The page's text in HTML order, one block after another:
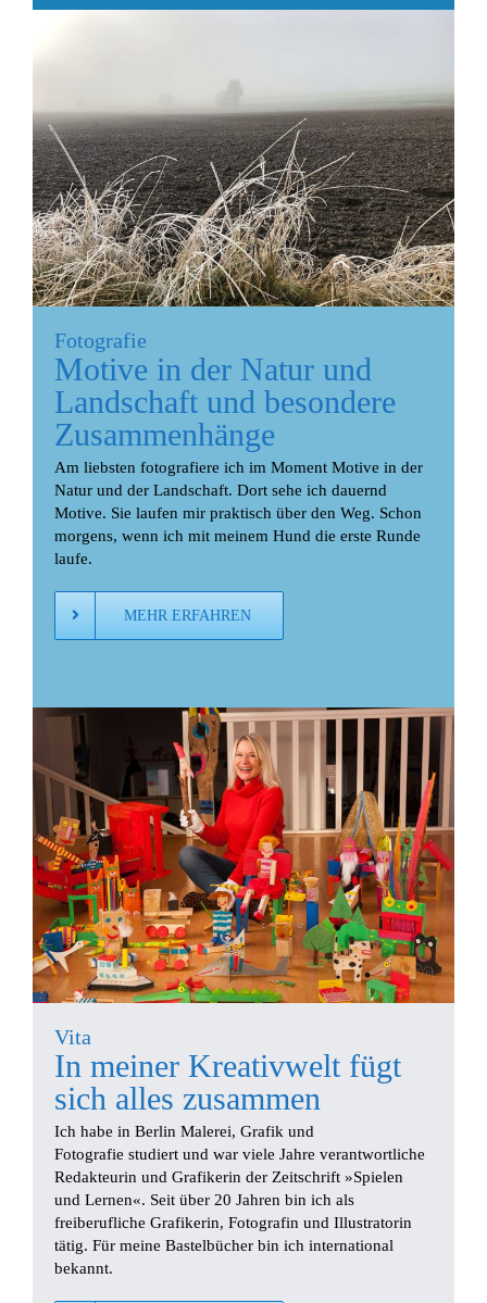
Fotografie
Motive in der Natur und
Landschaft und besondere
Zusammenhänge
Am liebsten fotografiere ich im Moment Motive in der
Natur und der Landschaft. Dort sehe ich dauernd
Motive. Sie laufen mir praktisch über den Weg. Schon
morgens, wenn ich mit meinem Hund die erste Runde
laufe.
MEHR ERFAHREN
Vita
In meiner Kreativwelt fügt
sich alles zusammen
Ich habe in Berlin Malerei, Grafik und
Fotografie studiert und war viele Jahre verantwortliche
Redakteurin und Grafikerin der Zeitschrift »Spielen
und Lernen«. Seit über 20 Jahren bin ich als
freiberufliche Grafikerin, Fotografin und Illustratorin
tätig. Für meine Bastelbücher bin ich international
bekannt.